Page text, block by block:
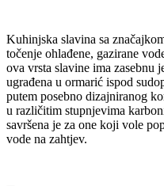
Kuhinjska slavina sa
točenje ohlađene, gazirane
ova vrsta slavine ima zasebnu
ugrađena u ormarić ispod
putem posebno dizajniranog
u različitim stupnjevima
savršena je za one koji vole
vode na zahtjev.